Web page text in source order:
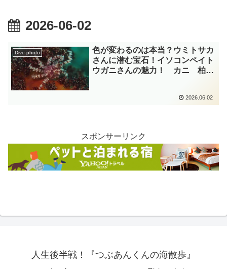
2026-06-02
Dive-photo
色が変わるのは本当？ウミトサカ
さんに潜む宝石！イソコンペイト
ウガニさんの魅力！ カニ 柏
2026.06.02
スポンサーリンク
人生後半戦！『つぶあんくんの海散歩』